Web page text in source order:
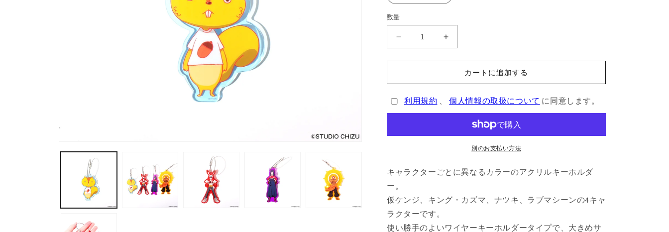
数量
ー
ズ
ラ
ク
ル
キ
ー
サ
ー
ズ
ラ
ク
ル
カートに追加する
利用規約 、個人情報の取扱について に同意します。
別のお支払い方法
キャラクターごとに異なるカラーのアクリルキーホルダ
ー。
仮ケンジ、キング・カズマ、ナツキ、ラブマシーンの4キャ
ラクターです。
使い勝手のよいワイヤーキーホルダータイプで、大きめサ